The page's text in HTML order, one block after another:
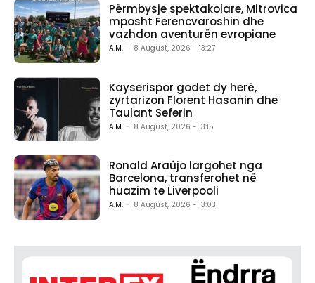
Përmbysje spektakolare, Mitrovica
mposht Ferencvaroshin dhe
vazhdon aventurën evropiane
A.M. - 8 August, 2026 - 13:27
Kayserispor godet dy herë,
zyrtarizon Florent Hasanin dhe
Taulant Seferin
A.M. - 8 August, 2026 - 13:15
Ronald Araújo largohet nga
Barcelona, transferohet në
huazim te Liverpooli
A.M. - 8 August, 2026 - 13:03